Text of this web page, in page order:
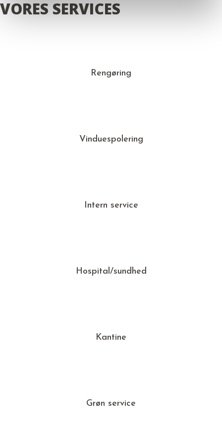
VORES SERVICES
Rengøring
Vinduespolering
Intern service
Hospital/sundhed
Kantine
Grøn service